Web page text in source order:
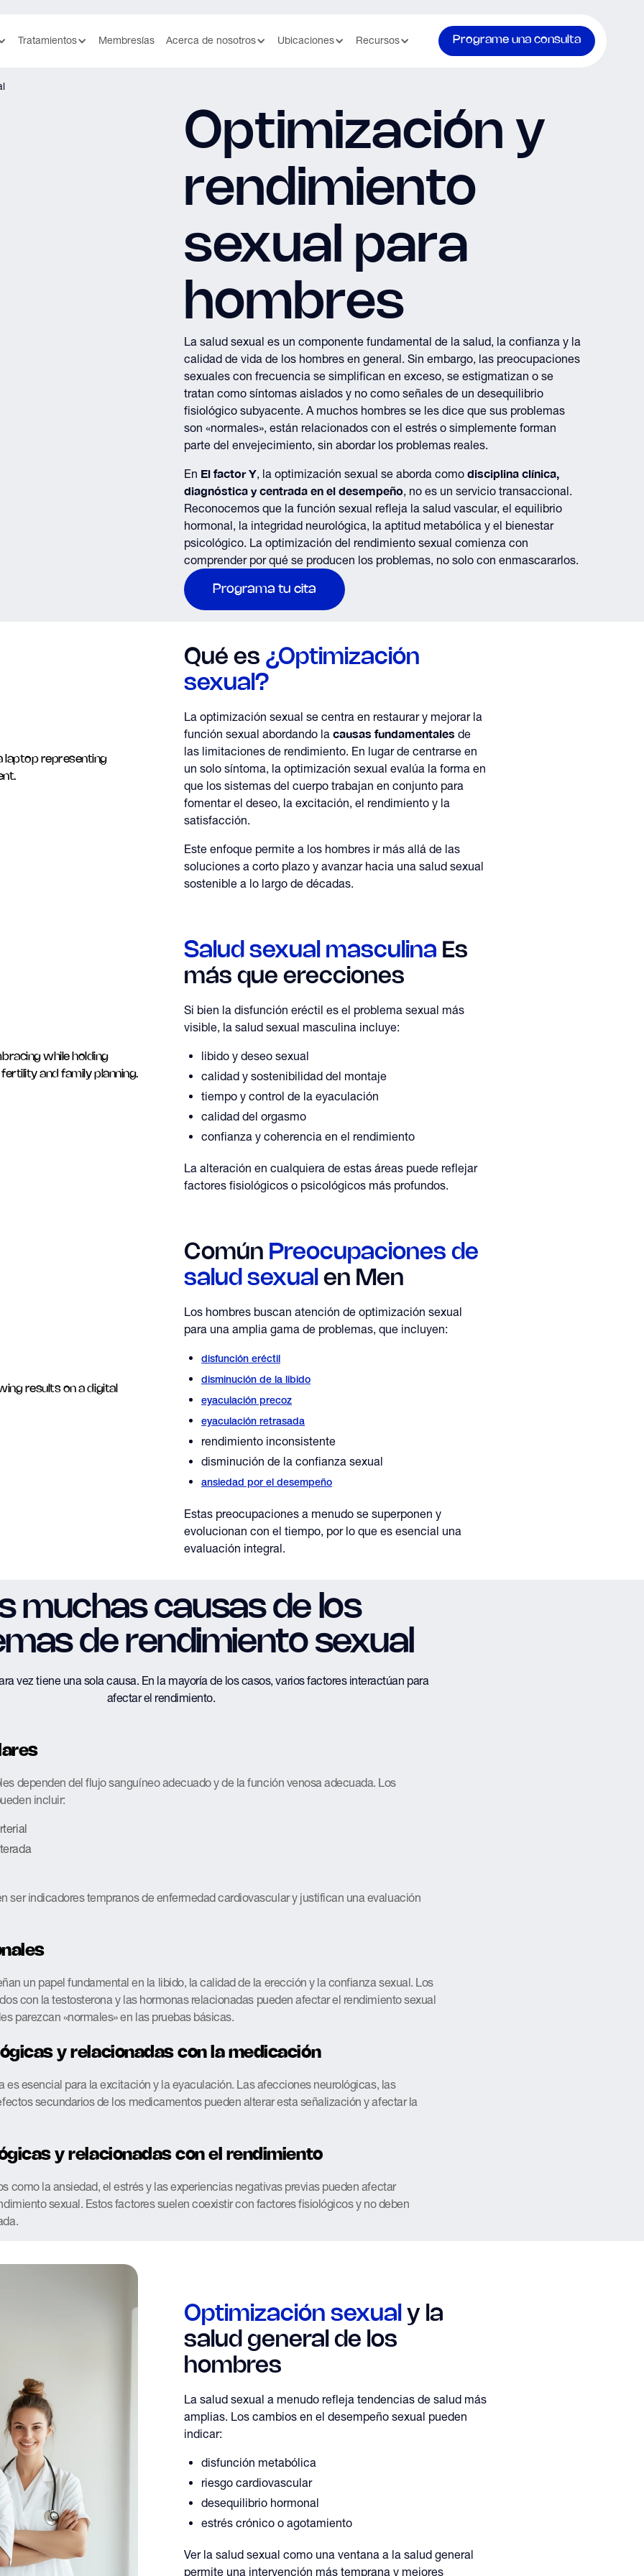
Tratamientos Membresías Acerca de nosotros Ubicaciones Recursos Programe una consulta
Optimización y
rendimiento
sexual para
hombres
La salud sexual es un componente fundamental de la salud, la confianza y la
calidad de vida de los hombres en general. Sin embargo, las preocupaciones
sexuales con frecuencia se simplifican en exceso, se estigmatizan o se
tratan como síntomas aislados y no como señales de un desequilibrio
fisiológico subyacente. A muchos hombres se les dice que sus problemas
son «normales», están relacionados con el estrés o simplemente forman
parte del envejecimiento, sin abordar los problemas reales.
En El factor Y , la optimización sexual se aborda como disciplina clínica,
diagnóstica y centrada en el desempeño , no es un servicio transaccional.
Reconocemos que la función sexual refleja la salud vascular, el equilibrio
hormonal, la integridad neurológica, la aptitud metabólica y el bienestar
psicológico. La optimización del rendimiento sexual comienza con
comprender por qué se producen los problemas, no solo con enmascararlos.
Programa tu cita
Qué es ¿Optimización
sexual?
La optimización sexual se centra en restaurar y mejorar la
función sexual abordando la causas fundamentales de
las limitaciones de rendimiento. En lugar de centrarse en
un solo síntoma, la optimización sexual evalúa la forma en
que los sistemas del cuerpo trabajan en conjunto para
fomentar el deseo, la excitación, el rendimiento y la
satisfacción.
Este enfoque permite a los hombres ir más allá de las
soluciones a corto plazo y avanzar hacia una salud sexual
sostenible a lo largo de décadas.
Salud sexual masculina Es
más que erecciones
Si bien la disfunción eréctil es el problema sexual más
visible, la salud sexual masculina incluye:
libido y deseo sexual
calidad y sostenibilidad del montaje
tiempo y control de la eyaculación
calidad del orgasmo
confianza y coherencia en el rendimiento
La alteración en cualquiera de estas áreas puede reflejar
factores fisiológicos o psicológicos más profundos.
Común Preocupaciones de
salud sexual en Men
Los hombres buscan atención de optimización sexual
para una amplia gama de problemas, que incluyen:
disfunción eréctil
disminución de la libido
eyaculación precoz
eyaculación retrasada
rendimiento inconsistente
disminución de la confianza sexual
ansiedad por el desempeño
Estas preocupaciones a menudo se superponen y
evolucionan con el tiempo, por lo que es esencial una
evaluación integral.
muchas causas de los
de rendimiento sexual
vez tiene una sola causa. En la mayoría de los casos, varios factores interactúan para
afectar el rendimiento.
dependen del flujo sanguíneo adecuado y de la función venosa adecuada. Los
incluir:
ser indicadores tempranos de enfermedad cardiovascular y justifican una evaluación
un papel fundamental en la libido, la calidad de la erección y la confianza sexual. Los
con la testosterona y las hormonas relacionadas pueden afectar el rendimiento sexual
parezcan «normales» en las pruebas básicas.
y relacionadas con la medicación
es esencial para la excitación y la eyaculación. Las afecciones neurológicas, las
secundarios de los medicamentos pueden alterar esta señalización y afectar la
y relacionadas con el rendimiento
como la ansiedad, el estrés y las experiencias negativas previas pueden afectar
sexual. Estos factores suelen coexistir con factores fisiológicos y no deben
Optimización sexual y la
salud general de los
hombres
La salud sexual a menudo refleja tendencias de salud más
amplias. Los cambios en el desempeño sexual pueden
indicar:
disfunción metabólica
riesgo cardiovascular
desequilibrio hormonal
estrés crónico o agotamiento
Ver la salud sexual como una ventana a la salud general
permite una intervención más temprana y mejores